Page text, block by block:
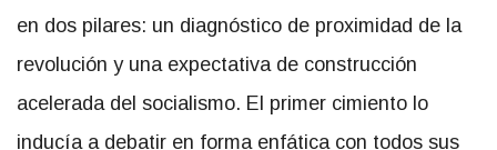
en dos pilares: un diagnóstico de proximidad de la
revolución y una expectativa de construcción
acelerada del socialismo. El primer cimiento lo
inducía a debatir en forma enfática con todos sus